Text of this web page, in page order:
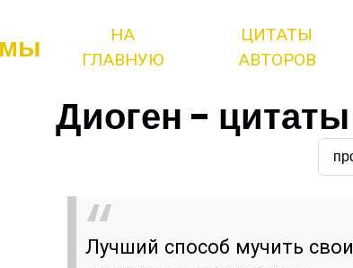
НА
ГЛАВНУЮ
ЦИТАТЫ
АВТОРОВ
Диоген -
Лучший способ мучить